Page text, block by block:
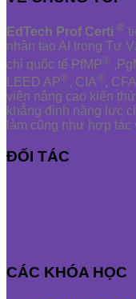
EdTech Prof Certi ®
nhân tạo AI trong Tư
chỉ quốc tế PfMP®
LEED AP®, CIA®,
viên nâng cao kiến
khẳng định năng lực
làm cũng như hợp
ĐỐI TÁC
CÁC KHÓA HỌC